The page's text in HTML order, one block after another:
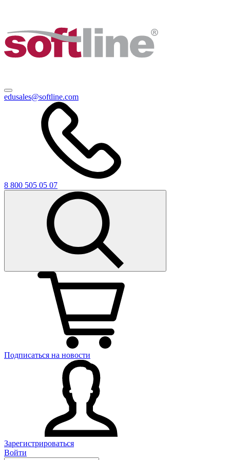
edusales@softline.com
8 800 505 05 07
Подписаться на новости
Зарегистрироваться
Войти